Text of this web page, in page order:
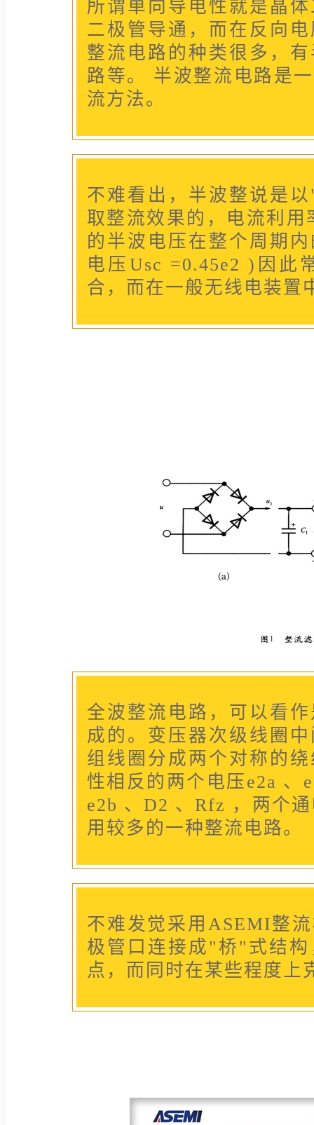
所谓单向导电性就是晶
二极管导通，而在反向
整流电路的种类很多，
路等。 半波整流电路是
流方法。
不难看出，半波整说是
取整流效果的，电流利
的半波电压在整个周期
电压Usc =0.45e2 )因此
合，而在一般无线电装置
全波整流电路，可以看
成的。变压器次级线圈
组线圈分成两个对称的
性相反的两个电压e2a 、
e2b 、D2 、Rfz ，两个
用较多的一种整流电路。
不难发觉采用ASEMI整
极管口连接成"桥"式结
点，而同时在某些程度上